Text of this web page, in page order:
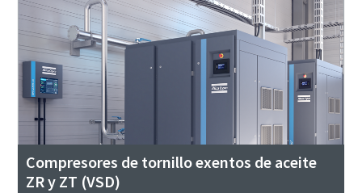
Compresores de tornillo exentos de aceite
ZR y ZT (VSD)